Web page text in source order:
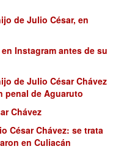
de Julio César, en
Instagram antes de su
de Julio César Chávez
penal de Aguaruto
Chávez
César Chávez: se trata
en Culiacán